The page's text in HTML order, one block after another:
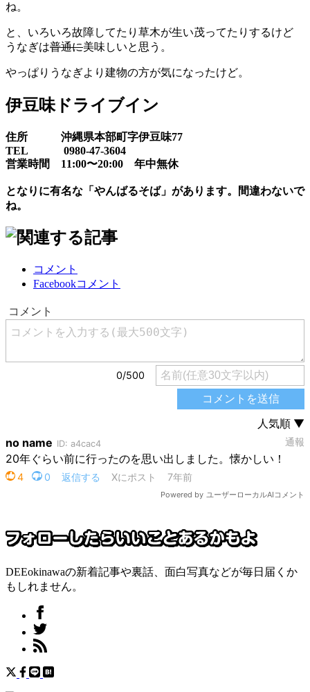
ね。
と、いろいろ故障してたり草木が生い茂ってたりするけど
うなぎは普通に美味しいと思う。
やっぱりうなぎより建物の方が気になったけど。
伊豆味ドライブイン
住所 沖縄県本部町字伊豆味77
TEL 0980-47-3604
営業時間 11:00〜20:00 年中無休
となりに有名な「やんばるそば」があります。間違わないで
ね。
コメント
Facebookコメント
DEEokinawaの新着記事や裏話、面白写真などが毎日届くか
もしれません。